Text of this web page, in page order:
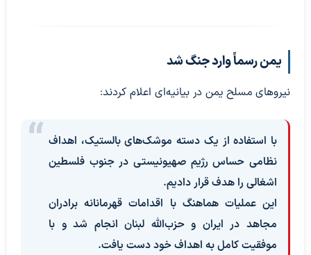
یمن رسماً وارد جنگ شد
نیروهای مسلح یمن در بیانیه‌ای اعلام کردند:
با استفاده از یک دسته موشک‌های بالستیک، اهداف
نظامی حساس رژیم صهیونیستی در جنوب فلسطین
اشغالی را هدف قرار دادیم.
این عملیات هماهنگ با اقدامات قهرمانانه برادران
مجاهد در ایران و حزب‌الله لبنان انجام شد و با
موفقیت کامل به اهداف خود دست یافت.